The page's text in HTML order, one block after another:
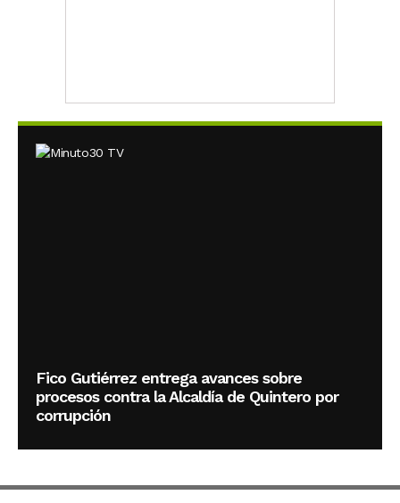
Fico Gutiérrez entrega avances sobre
procesos contra la Alcaldía de Quintero por
corrupción